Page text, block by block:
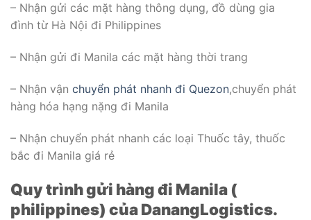
– Nhận gửi các mặt hàng thông dụng, đồ dùng gia
đình từ Hà Nội đi Philippines
– Nhận gửi đi Manila các mặt hàng thời trang
– Nhận vận chuyển phát nhanh đi Quezon,chuyển phát
hàng hóa hạng nặng đi Manila
– Nhận chuyển phát nhanh các loại Thuốc tây, thuốc
bắc đi Manila giá rẻ
Quy trình gửi hàng đi Manila (
philippines) của DanangLogistics.